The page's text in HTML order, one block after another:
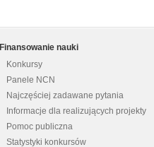
Finansowanie nauki
Konkursy
Panele NCN
Najczęściej zadawane pytania
Informacje dla realizujących projekty
Pomoc publiczna
Statystyki konkursów